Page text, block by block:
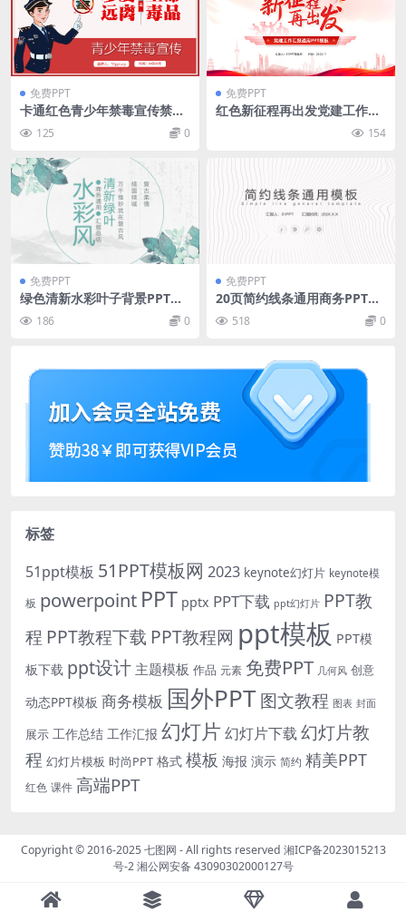
免费PPT
卡通红色青少年禁毒宣传禁毒
教育知识宣讲PPT模板
125 0
免费PPT
红色新征程再出发党建工作汇
154
免费PPT
绿色清新水彩叶子背景PPT模
板下载
186 0
免费PPT
20页简约线条通用商务PPT模
板下载
518 0
标签
51ppt模板 51PPT模板网 2023 keynote幻灯片 keynote模
板 powerpoint PPT pptx PPT下载 ppt幻灯片 PPT教
程 PPT教程下载 PPT教程网 ppt模板 PPT模
板下载 ppt设计 主题模板 作品 元素 免费PPT 几何风 创意
动态PPT模板 商务模板 国外PPT图文教程 图表 封面
展示 工作总结 工作汇报 幻灯片 幻灯片下载 幻灯片教
程 幻灯片模板 时尚PPT 格式 模板 海报 演示 简约 精美PPT
红色 课件 高端PPT
Copyright © 2016-2025七图网 - All rights reserved 湘ICP备2023015213
号-2湘公网安备 43090302000127号